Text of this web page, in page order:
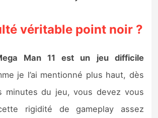
véritable point noir ?
Man 11 est un jeu difficile
je l’ai mentionné plus haut, dès
minutes du jeu, vous devez vous
rigidité de gameplay assez